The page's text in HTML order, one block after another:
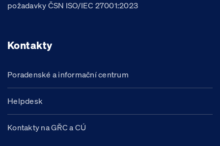
požadavky ČSN ISO/IEC 27001:2023
Kontakty
Poradenské a informační centrum
Helpdesk
Kontakty na GŘC a CÚ